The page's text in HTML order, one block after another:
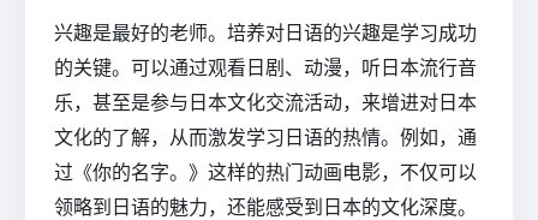
兴趣是最好的老师。培养对日语的兴趣是学习成功
的关键。可以通过观看日剧、动漫，听日本流行音
乐，甚至是参与日本文化交流活动，来增进对日本
文化的了解，从而激发学习日语的热情。例如，通
过《你的名字。》这样的热门动画电影，不仅可以
领略到日语的魅力，还能感受到日本的文化深度。